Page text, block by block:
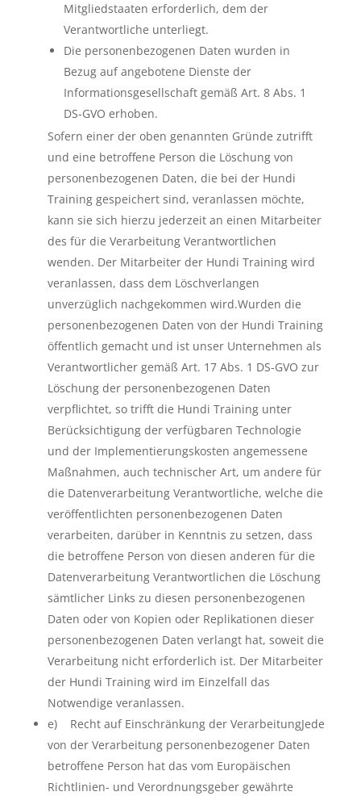
Mitgliedstaaten erforderlich, dem der
Verantwortliche unterliegt.
Die personenbezogenen Daten wurden in
Bezug auf angebotene Dienste der
Informationsgesellschaft gemäß Art. 8 Abs. 1
DS-GVO erhoben.
Sofern einer der oben genannten Gründe zutrifft
und eine betroffene Person die Löschung von
personenbezogenen Daten, die bei der Hundi
Training gespeichert sind, veranlassen möchte,
kann sie sich hierzu jederzeit an einen Mitarbeiter
des für die Verarbeitung Verantwortlichen
wenden. Der Mitarbeiter der Hundi Training wird
veranlassen, dass dem Löschverlangen
unverzüglich nachgekommen wird.Wurden die
personenbezogenen Daten von der Hundi Training
öffentlich gemacht und ist unser Unternehmen als
Verantwortlicher gemäß Art. 17 Abs. 1 DS-GVO zur
Löschung der personenbezogenen Daten
verpflichtet, so trifft die Hundi Training unter
Berücksichtigung der verfügbaren Technologie
und der Implementierungskosten angemessene
Maßnahmen, auch technischer Art, um andere für
die Datenverarbeitung Verantwortliche, welche die
veröffentlichten personenbezogenen Daten
verarbeiten, darüber in Kenntnis zu setzen, dass
die betroffene Person von diesen anderen für die
Datenverarbeitung Verantwortlichen die Löschung
sämtlicher Links zu diesen personenbezogenen
Daten oder von Kopien oder Replikationen dieser
personenbezogenen Daten verlangt hat, soweit die
Verarbeitung nicht erforderlich ist. Der Mitarbeiter
der Hundi Training wird im Einzelfall das
Notwendige veranlassen.
e) Recht auf Einschränkung der VerarbeitungJede
von der Verarbeitung personenbezogener Daten
betroffene Person hat das vom Europäischen
Richtlinien- und Verordnungsgeber gewährte